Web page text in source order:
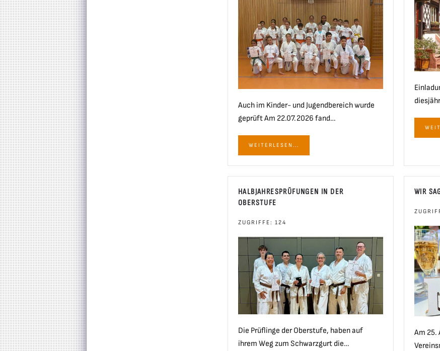
Auch im Kinder- und Jugendbereich wurde
geprüft Am 22.07.2026 fand…
WEITERLESEN...
HALBJAHRESPRÜFUNGEN IN DER
OBERSTUFE
ZUGRIFFE: 124
Die Prüflinge der Oberstufe, haben auf
ihrem Weg zum Schwarzgurt die…
WIR
Am 25.